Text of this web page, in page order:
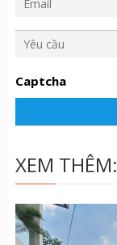
c
ầ
Captcha
XEM THÊM: